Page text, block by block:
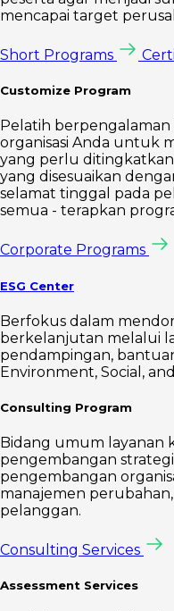
mencapai target
Short Programs
Customize Program
Pelatih
organisasi Anda untuk
yang perlu
yang disesuaikan
selamat tinggal pada
semua - terapkan
Corporate Programs
ESG Center
Berfokus dalam
berkelanjutan melalui
pendampingan,
Environment, Social,
Consulting Program
Bidang umum layanan
pengembangan
pengembangan
manajemen
pelanggan.
Consulting Services
Assessment Services